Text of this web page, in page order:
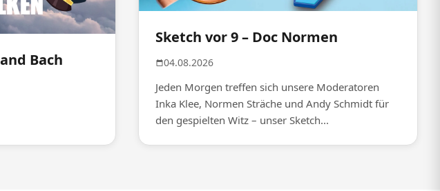
Bach
Sketch vor 9 – Doc Normen
04.08.2026
Jeden Morgen treffen sich unsere Moderatoren
Inka Klee, Normen Sträche und Andy Schmidt für
den gespielten Witz – unser Sketch...